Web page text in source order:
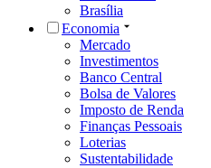
Brasília
Economia
Mercado
Investimentos
Banco Central
Bolsa de Valores
Imposto de Renda
Finanças Pessoais
Loterias
Sustentabilidade